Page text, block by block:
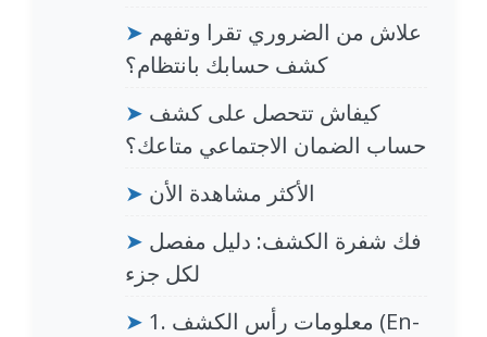
➤ علاش من الضروري تقرا وتفهم
كشف حسابك بانتظام؟
➤ كيفاش تتحصل على كشف
حساب الضمان الاجتماعي متاعك؟
➤ الأكثر مشاهدة الأن
➤ فك شفرة الكشف: دليل مفصل
لكل جزء
➤ 1. معلومات رأس الكشف (En-